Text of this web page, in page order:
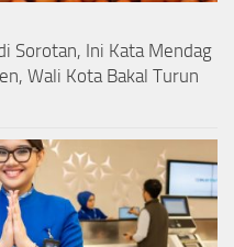
Sorotan, Ini Kata Mendag
Wali Kota Bakal Turun